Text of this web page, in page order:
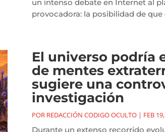
un intenso debate en Internet al
provocadora: la posibilidad de que
El universo podría
de mentes
sugiere una
investigación
POR REDACCIÓN CODIGO OCULTO| FEB
Durante un extenso recorrido